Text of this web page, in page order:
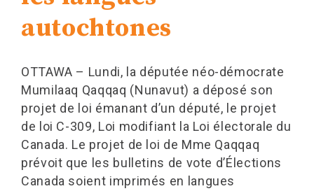
autochtones
OTTAWA – Lundi, la députée néo-démocrate
Mumilaaq Qaqqaq (Nunavut) a déposé son
projet de loi émanant d’un député, le projet
de loi C-309, Loi modifiant la Loi électorale du
Canada. Le projet de loi de Mme Qaqqaq
prévoit que les bulletins de vote d’Élections
Canada soient imprimés en langues